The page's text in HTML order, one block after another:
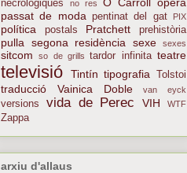
necrològiques no res
passat de moda pentinat del gat PIX
política postals Pratchett prehistòria
pulla segona residència sexe sexes
sitcom so de grills tardor infinita teatre
televisió Tintín tipografia Tolstoi
traducció Vainica Doble van eyck
versions vida de Perec VIH WTF
Zappa
arxiu d'allaus